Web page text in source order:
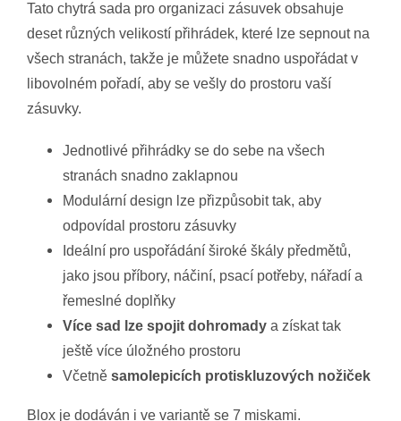
Tato chytrá sada pro organizaci zásuvek obsahuje
deset různých velikostí přihrádek, které lze sepnout na
všech stranách, takže je můžete snadno uspořádat v
libovolném pořadí, aby se vešly do prostoru vaší
zásuvky.
Jednotlivé přihrádky se do sebe na všech
stranách snadno zaklapnou
Modulární design lze přizpůsobit tak, aby
odpovídal prostoru zásuvky
Ideální pro uspořádání široké škály předmětů,
jako jsou příbory, náčiní, psací potřeby, nářadí a
řemeslné doplňky
Více sad lze spojit dohromady a získat tak
ještě více úložného prostoru
Včetně samolepicích protiskluzových nožiček
Blox je dodáván i ve variantě se 7 miskami.